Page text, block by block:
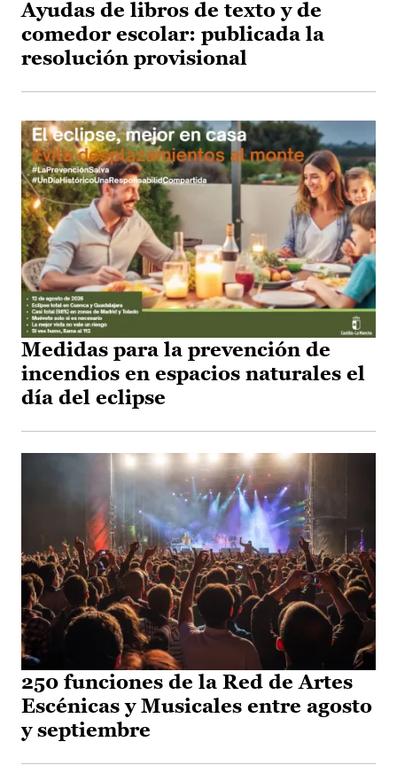
Ayudas de libros de texto y de
comedor escolar: publicada la
resolución provisional
Medidas para la prevención de
incendios en espacios naturales el
día del eclipse
250 funciones de la Red de Artes
Escénicas y Musicales entre agosto
y septiembre